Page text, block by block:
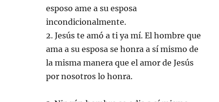
esposo ame a su esposa
incondicionalmente.
2. Jesús te amó a ti ya mí. El hombre que
ama a su esposa se honra a sí mismo de
la misma manera que el amor de Jesús
por nosotros lo honra.